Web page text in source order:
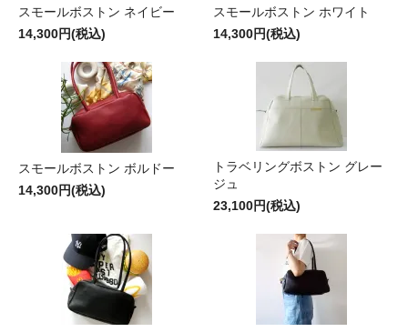
スモールボストン ネイビー
14,300円(税込)
スモールボストン ホワイト
14,300円(税込)
スモールボストン ボルドー
14,300円(税込)
トラベリングボストン グレー
ジュ
23,100円(税込)